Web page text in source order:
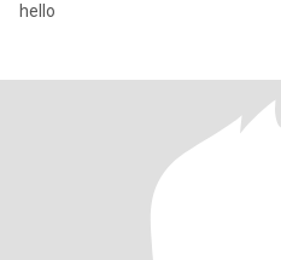
hello